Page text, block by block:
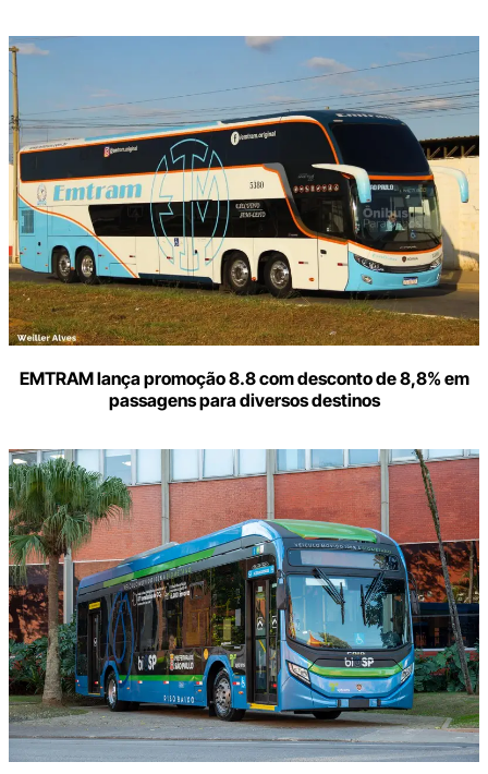
EMTRAM lança promoção 8.8 com desconto de 8,8% em
passagens para diversos destinos
Digite
aqui
o
seu
e-
mail